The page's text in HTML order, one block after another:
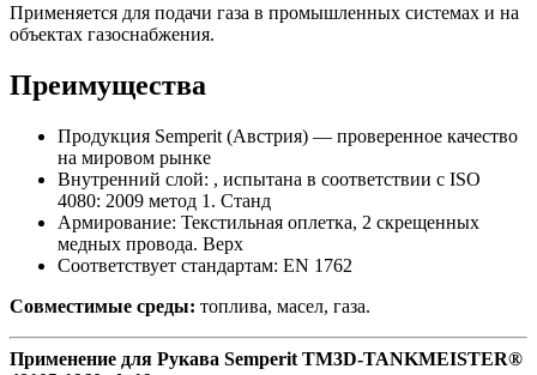
Применяется для подачи газа в промышленных системах и на
объектах газоснабжения.
Преимущества
Продукция Semperit (Австрия) — проверенное качество
на мировом рынке
Внутренний слой: , испытана в соответствии с ISO
4080: 2009 метод 1. Станд
Армирование: Текстильная оплетка, 2 скрещенных
медных провода. Верх
Соответствует стандартам: EN 1762
Совместимые среды: топлива, масел, газа.
Применение для Рукава Semperit TM3D-TANKMEISTER®